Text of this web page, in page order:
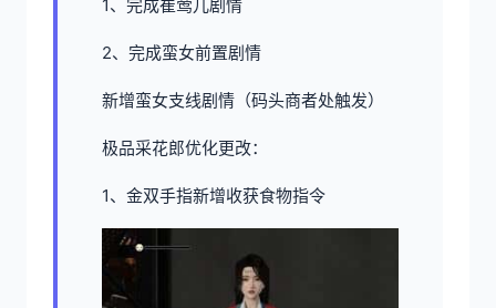
1、完成崔莺儿剧情
2、完成蛮女前置剧情
新增蛮女支线剧情（码头商者处触发）
极品采花郎优化更改：
1、金双手指新增收获食物指令